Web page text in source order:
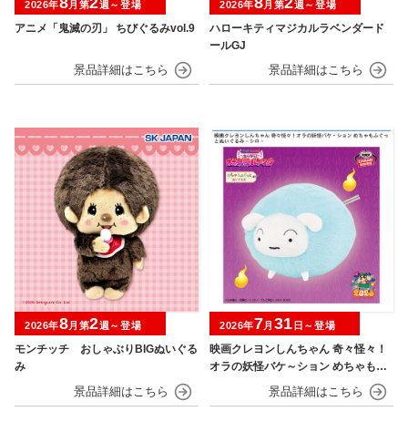
アニメ「鬼滅の刃」 ちびぐるみvol.9
2026年 月第 週～登場
ハローキティマジカルラベンダード
ールGJ
2026年 月第 週～登場
モンチッチ おしゃぶりBIGぬいぐる
み
2026年8月第2週～登場
映画クレヨンしんちゃん 奇々怪々！
オラの妖怪バケ～ション めちゃもふ
ぐっとぬいぐるみ シロ
2026年7月 31 日～登場